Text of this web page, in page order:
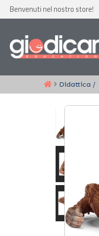
Benvenuti nel nostro store!
Didattica